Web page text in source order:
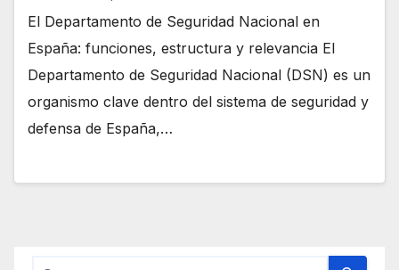
El Departamento de Seguridad Nacional en
España: funciones, estructura y relevancia El
Departamento de Seguridad Nacional (DSN) es un
organismo clave dentro del sistema de seguridad y
defensa de España,…